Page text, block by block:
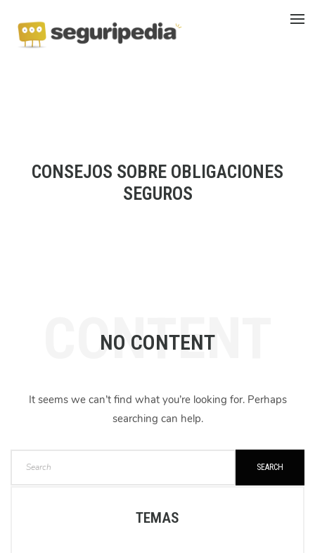
CONSEJOS SOBRE OBLIGACIONES
SEGUROS
CONTENT
NO CONTENT
It seems we can’t find what you’re looking for. Perhaps
searching can help.
SEARCH
TEMAS